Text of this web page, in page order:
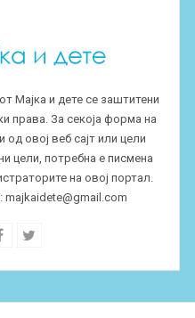
Мајка и дете се заштитени
права. За секоја форма на
овој веб сајт или цели
цели, потребна е писмена
на овој портал.
majkaidete@gmail.com